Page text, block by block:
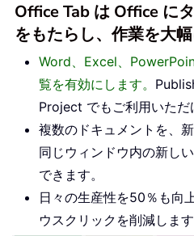
Office Tab は Office に
をもたらし、作業を大
Word、Excel、
覧を有効にします。
Project でもご利用いただ
複数のドキュメントを、
同じウィンドウ内の新し
できます。
日々の生産性を50％も向
ウスクリックを削減します